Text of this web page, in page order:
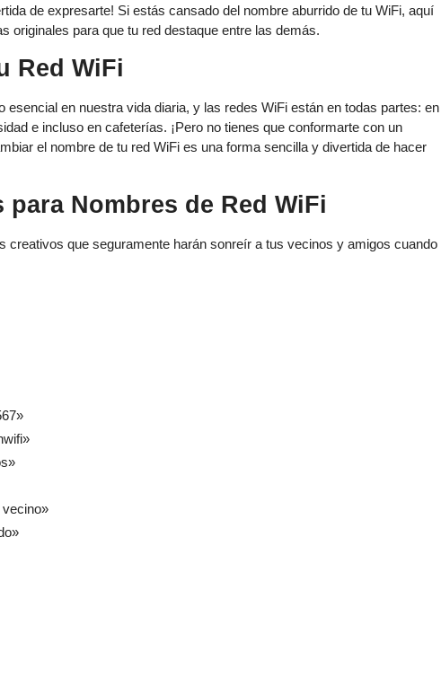
de expresarte! Si estás cansado del nombre aburrido de tu WiFi, aquí
originales para que tu red destaque entre las demás.
Red WiFi
esencial en nuestra vida diaria, y las redes WiFi están en todas partes: en
e incluso en cafeterías. ¡Pero no tienes que conformarte con un
el nombre de tu red WiFi es una forma sencilla y divertida de hacer
para Nombres de Red WiFi
creativos que seguramente harán sonreír a tus vecinos y amigos cuando
vecino»